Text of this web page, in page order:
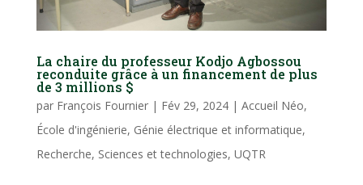
La chaire du professeur Kodjo Agbossou
reconduite grâce à un financement de plus
de 3 millions $
par François Fournier| Fév 29, 2024| Accueil Néo,
École d'ingénierie, Génie électrique et informatique,
Recherche, Sciences et technologies, UQTR